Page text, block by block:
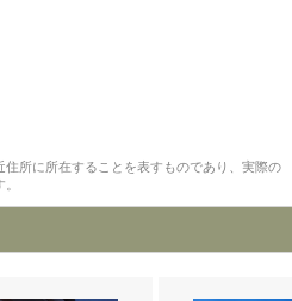
所に所在することを表すものであり、実際の